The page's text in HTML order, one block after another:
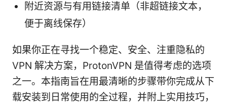
附近资源与有用链接清单（非超链接文本，
便于离线保存）
如果你正在寻找一个稳定、安全、注重隐私的
VPN 解决方案，ProtonVPN 是值得考虑的选项
之一。本指南旨在用最清晰的步骤带你完成从下
载安装到日常使用的全过程，并附上实用技巧，